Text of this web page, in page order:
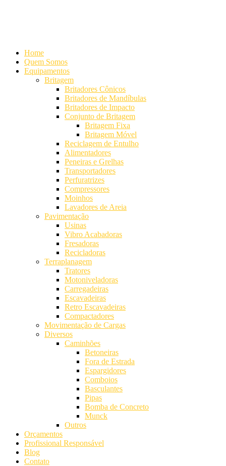
Home
Quem Somos
Equipamentos
Britagem
Britadores Cônicos
Britadores de Mandíbulas
Britadores de Impacto
Conjunto de Britagem
Britagem Fixa
Britagem Móvel
Reciclagem de Entulho
Alimentadores
Peneiras e Grelhas
Transportadores
Perfuratrizes
Compressores
Moinhos
Lavadores de Areia
Pavimentação
Usinas
Vibro Acabadoras
Fresadoras
Recicladoras
Terraplanagem
Tratores
Motoniveladoras
Carregadeiras
Escavadeiras
Retro Escavadeiras
Compactadores
Movimentação de Cargas
Diversos
Caminhões
Betoneiras
Fora de Estrada
Espargidores
Comboios
Basculantes
Pipas
Bomba de Concreto
Munck
Outros
Orçamentos
Profissional Responsável
Blog
Contato